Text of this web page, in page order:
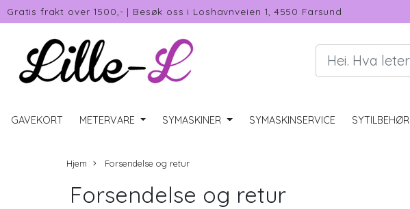
Gratis frakt over 1500,- | Besøk oss i Loshavnveien 1, 4550 Farsund
GAVEKORT METERVARE SYMASKINER SYMASKINSERVICE SYTILBEHØR
Hjem Forsendelse og retur
Forsendelse og retur